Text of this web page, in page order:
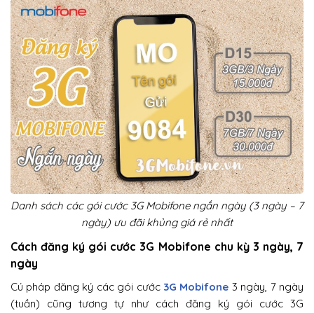
Danh sách các gói cước 3G Mobifone ngắn ngày (3 ngày – 7
ngày) ưu đãi khủng giá rẻ nhất
Cách đăng ký gói cước 3G Mobifone chu kỳ 3 ngày, 7
ngày
Cú pháp đăng ký các gói cước 3G Mobifone 3 ngày, 7 ngày
(tuần) cũng tương tự như cách đăng ký gói cước 3G